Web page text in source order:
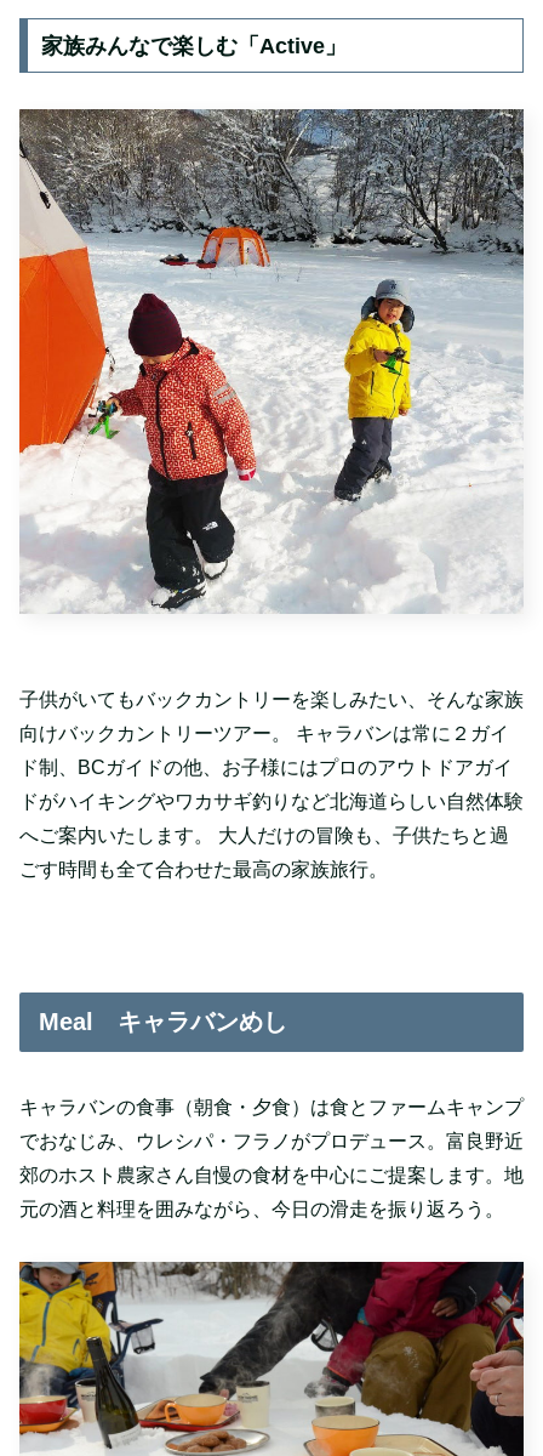
家族みんなで楽しむ「Active」
子供がいてもバックカントリーを楽しみたい、そんな家族
向けバックカントリーツアー。 キャラバンは常に２ガイ
ド制、BCガイドの他、お子様にはプロのアウトドアガイ
ドがハイキングやワカサギ釣りなど北海道らしい自然体験
へご案内いたします。 大人だけの冒険も、子供たちと過
ごす時間も全て合わせた最高の家族旅行。
Meal キャラバンめし
キャラバンの食事（朝食・夕食）は食とファームキャンプ
でおなじみ、ウレシパ・フラノがプロデュース。富良野近
郊のホスト農家さん自慢の食材を中心にご提案します。地
元の酒と料理を囲みながら、今日の滑走を振り返ろう。